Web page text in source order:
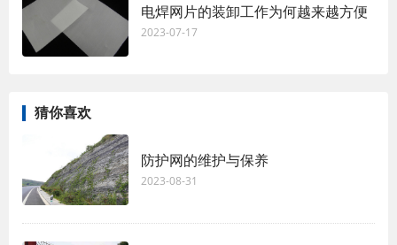
电焊网片的装卸工作为何越来越方便
2023-07-17
猜你喜欢
防护网的维护与保养
2023-08-31